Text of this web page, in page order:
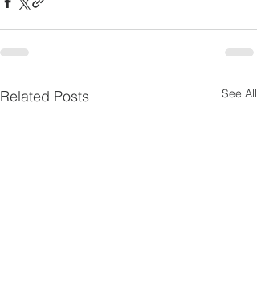
Related Posts See All